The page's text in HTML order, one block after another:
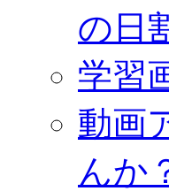
の日
学習
動画
んか